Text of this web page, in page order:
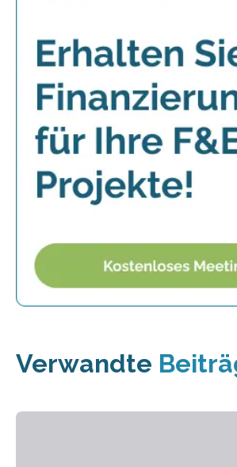
Verwandte